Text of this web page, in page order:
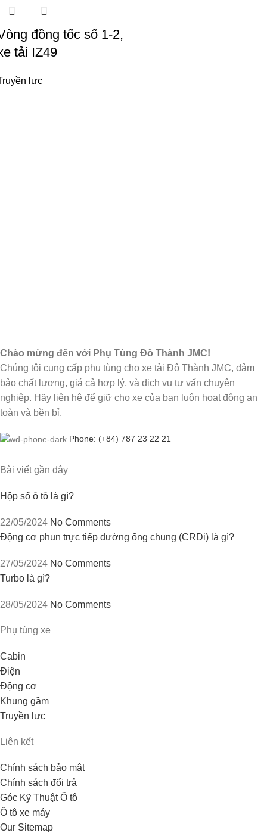
đồng tốc số 1-2,
tải IZ49
lực
Chào mừng đến với Phụ Tùng Đô Thành JMC!
Chúng tôi cung cấp phụ tùng cho xe tải Đô Thành JMC, đảm
bảo chất lượng, giá cả hợp lý, và dịch vụ tư vấn chuyên
nghiệp. Hãy liên hệ để giữ cho xe của bạn luôn hoạt động an
toàn và bền bỉ.
Phone: (+84) 787 23 22 21
Bài viết gần đây
Hộp số ô tô là gì?
22/05/2024 No Comments
Động cơ phun trực tiếp đường ống chung (CRDi) là gì?
27/05/2024 No Comments
Turbo là gì?
28/05/2024 No Comments
Phụ tùng xe
Cabin
Điện
Động cơ
Khung gầm
Truyền lực
Liên kết
Chính sách bảo mật
Chính sách đổi trả
Góc Kỹ Thuật Ô tô
Ô tô xe máy
Our Sitemap